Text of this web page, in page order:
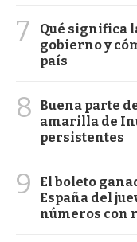
7
Qué significa
gobierno y
país
8
Buena parte
amarilla de
persistentes
9
El boleto
España del
números con